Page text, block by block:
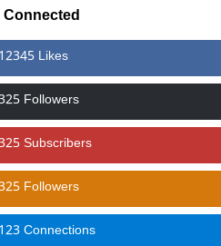
Connected
Likes
Followers
Subscribers
Followers
Connections